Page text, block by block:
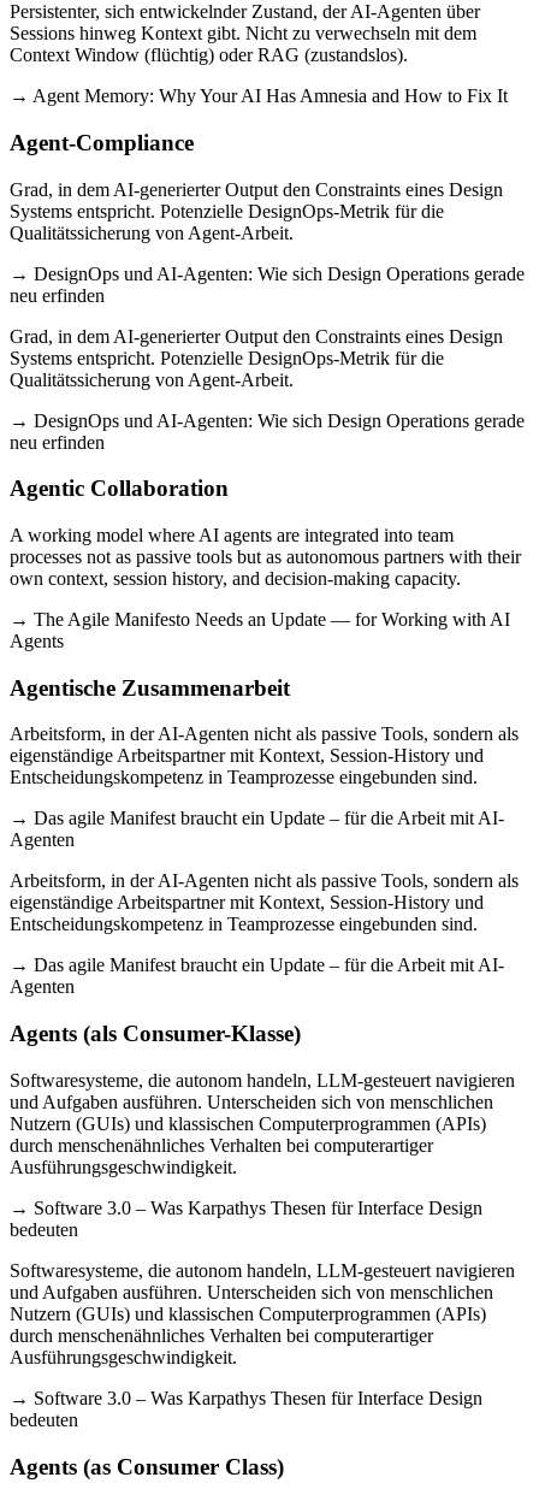
Persistenter, sich entwickelnder Zustand, der AI-Agenten über
Sessions hinweg Kontext gibt. Nicht zu verwechseln mit dem
Context Window (flüchtig) oder RAG (zustandslos).
→ Agent Memory: Why Your AI Has Amnesia and How to Fix It
Agent-Compliance
Grad, in dem AI-generierter Output den Constraints eines Design
Systems entspricht. Potenzielle DesignOps-Metrik für die
Qualitätssicherung von Agent-Arbeit.
→ DesignOps und AI-Agenten: Wie sich Design Operations gerade
neu erfinden
Grad, in dem AI-generierter Output den Constraints eines Design
Systems entspricht. Potenzielle DesignOps-Metrik für die
Qualitätssicherung von Agent-Arbeit.
→ DesignOps und AI-Agenten: Wie sich Design Operations gerade
neu erfinden
Agentic Collaboration
A working model where AI agents are integrated into team
processes not as passive tools but as autonomous partners with their
own context, session history, and decision-making capacity.
→ The Agile Manifesto Needs an Update — for Working with AI
Agents
Agentische Zusammenarbeit
Arbeitsform, in der AI-Agenten nicht als passive Tools, sondern als
eigenständige Arbeitspartner mit Kontext, Session-History und
Entscheidungskompetenz in Teamprozesse eingebunden sind.
→ Das agile Manifest braucht ein Update – für die Arbeit mit AI-
Agenten
Arbeitsform, in der AI-Agenten nicht als passive Tools, sondern als
eigenständige Arbeitspartner mit Kontext, Session-History und
Entscheidungskompetenz in Teamprozesse eingebunden sind.
→ Das agile Manifest braucht ein Update – für die Arbeit mit AI-
Agenten
Agents (als Consumer-Klasse)
Softwaresysteme, die autonom handeln, LLM-gesteuert navigieren
und Aufgaben ausführen. Unterscheiden sich von menschlichen
Nutzern (GUIs) und klassischen Computerprogrammen (APIs)
durch menschenähnliches Verhalten bei computerartiger
Ausführungsgeschwindigkeit.
→ Software 3.0 – Was Karpathys Thesen für Interface Design
bedeuten
Softwaresysteme, die autonom handeln, LLM-gesteuert navigieren
und Aufgaben ausführen. Unterscheiden sich von menschlichen
Nutzern (GUIs) und klassischen Computerprogrammen (APIs)
durch menschenähnliches Verhalten bei computerartiger
Ausführungsgeschwindigkeit.
→ Software 3.0 – Was Karpathys Thesen für Interface Design
bedeuten
Agents (as Consumer Class)